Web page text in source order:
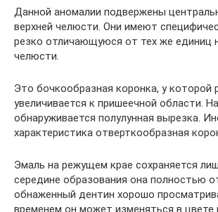
Данной аномалии подвержены
верхней челюсти. Они имеют
резко отличающуюся от тех же единиц
челюсти.
Это бочкообразная коронка, у которой
увеличивается к пришеечной области.
обнаруживается полулунная вырезка.
характеристика отверткообразная
Эмаль на режущем крае сохраняется
середине образования она полностью
обнаженный дентин хорошо
временем он может изменяться в цвете